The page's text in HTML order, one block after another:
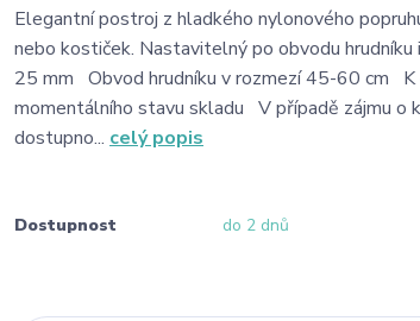
Elegantní postroj z hladkého nylonového
nebo kostiček. Nastavitelný po obvodu hrudníku
25 mm Obvod hrudníku v rozmezí 45-60 cm K
momentálního stavu skladu V případě zájmu o
dostupno... celý popis
Dostupnost do 2 dnů